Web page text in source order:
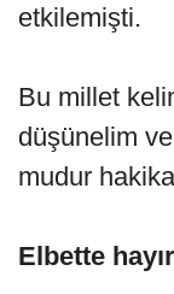
etkilemişti.
Bu millet
düşünelim
mudur
Elbette